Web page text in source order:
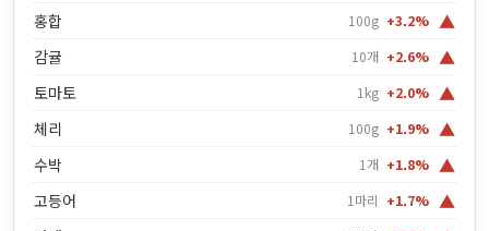
홍합 100g +3.2% ▲
감귤 10개 +2.6% ▲
토마토 1kg +2.0% ▲
체리 100g +1.9% ▲
수박 1개 +1.8% ▲
고등어 1마리 +1.7% ▲